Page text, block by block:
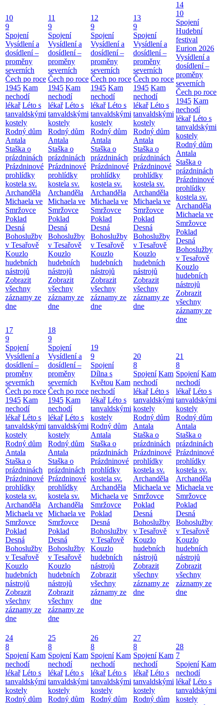
10
9
Spojení
Vysídlení a
dosídlení –
proměny
severních
Čech po roce
1945 Kam
nechodí
lékař Léto s
tanvaldskými
kostely
Rodný dům
Antala
Staška o
prázdninách
Prázdninové
prohlídky
kostela sv.
Archanděla
Michaela ve
Smržovce
Poklad
Desná
Bohoslužby
v Tesařově
Kouzlo
hudebních
nástrojů
Zobrazit
všechny
záznamy ze
dne
11
9
Spojení
Vysídlení a
dosídlení –
proměny
severních
Čech po roce
1945 Kam
nechodí
lékař Léto s
tanvaldskými
kostely
Rodný dům
Antala
Staška o
prázdninách
Prázdninové
prohlídky
kostela sv.
Archanděla
Michaela ve
Smržovce
Poklad
Desná
Bohoslužby
v Tesařově
Kouzlo
hudebních
nástrojů
Zobrazit
všechny
záznamy ze
dne
12
9
Spojení
Vysídlení a
dosídlení –
proměny
severních
Čech po roce
1945 Kam
nechodí
lékař Léto s
tanvaldskými
kostely
Rodný dům
Antala
Staška o
prázdninách
Prázdninové
prohlídky
kostela sv.
Archanděla
Michaela ve
Smržovce
Poklad
Desná
Bohoslužby
v Tesařově
Kouzlo
hudebních
nástrojů
Zobrazit
všechny
záznamy ze
dne
13
9
Spojení
Vysídlení a
dosídlení –
proměny
severních
Čech po roce
1945 Kam
nechodí
lékař Léto s
tanvaldskými
kostely
Rodný dům
Antala
Staška o
prázdninách
Prázdninové
prohlídky
kostela sv.
Archanděla
Michaela ve
Smržovce
Poklad
Desná
Bohoslužby
v Tesařově
Kouzlo
hudebních
nástrojů
Zobrazit
všechny
záznamy ze
dne
14
10
Spojení
Hudební
festival
Eurion 2026
Vysídlení a
dosídlení –
proměny
severních
Čech po roce
1945 Kam
nechodí
lékař Léto s
tanvaldskými
kostely
Rodný dům
Antala
Staška o
prázdninách
Prázdninové
prohlídky
kostela sv.
Archanděla
Michaela ve
Smržovce
Poklad
Desná
Bohoslužby
v Tesařově
Kouzlo
hudebních
nástrojů
Zobrazit
všechny
záznamy ze
dne
17
9
Spojení
Vysídlení a
dosídlení –
proměny
severních
Čech po roce
1945 Kam
nechodí
lékař Léto s
tanvaldskými
kostely
Rodný dům
Antala
Staška o
prázdninách
Prázdninové
prohlídky
kostela sv.
Archanděla
Michaela ve
Smržovce
Poklad
Desná
Bohoslužby
v Tesařově
Kouzlo
hudebních
nástrojů
Zobrazit
všechny
záznamy ze
dne
18
9
Spojení
Vysídlení a
dosídlení –
proměny
severních
Čech po roce
1945 Kam
nechodí
lékař Léto s
tanvaldskými
kostely
Rodný dům
Antala
Staška o
prázdninách
Prázdninové
prohlídky
kostela sv.
Archanděla
Michaela ve
Smržovce
Poklad
Desná
Bohoslužby
v Tesařově
Kouzlo
hudebních
nástrojů
Zobrazit
všechny
záznamy ze
dne
19
9
Spojení
Dílna s
Květou Kam
nechodí
lékař Léto s
tanvaldskými
kostely
Rodný dům
Antala
Staška o
prázdninách
Prázdninové
prohlídky
kostela sv.
Archanděla
Michaela ve
Smržovce
Poklad
Desná
Bohoslužby
v Tesařově
Kouzlo
hudebních
nástrojů
Zobrazit
všechny
záznamy ze
dne
20
8
Spojení Kam
nechodí
lékař Léto s
tanvaldskými
kostely
Rodný dům
Antala
Staška o
prázdninách
Prázdninové
prohlídky
kostela sv.
Archanděla
Michaela ve
Smržovce
Poklad
Desná
Bohoslužby
v Tesařově
Kouzlo
hudebních
nástrojů
Zobrazit
všechny
záznamy ze
dne
21
8
Spojení Kam
nechodí
lékař Léto s
tanvaldskými
kostely
Rodný dům
Antala
Staška o
prázdninách
Prázdninové
prohlídky
kostela sv.
Archanděla
Michaela ve
Smržovce
Poklad
Desná
Bohoslužby
v Tesařově
Kouzlo
hudebních
nástrojů
Zobrazit
všechny
záznamy ze
dne
24
8
Spojení Kam
nechodí
lékař Léto s
tanvaldskými
kostely
Rodný dům
25
8
Spojení Kam
nechodí
lékař Léto s
tanvaldskými
kostely
Rodný dům
26
8
Spojení Kam
nechodí
lékař Léto s
tanvaldskými
kostely
Rodný dům
27
8
Spojení Kam
nechodí
lékař Léto s
tanvaldskými
kostely
Rodný dům
28
7
Spojení Kam
nechodí
lékař Léto s
tanvaldskými
kostely